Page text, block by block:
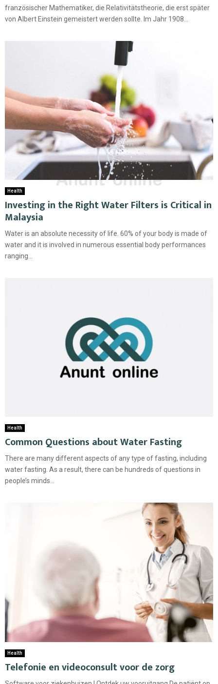
französischer Mathematiker, die Relativitätstheorie, die erst später
von Albert Einstein gemeistert werden sollte. Im Jahr 1908...
Health
Investing in the Right Water Filters is Critical in
Malaysia
Water is an absolute necessity of life. 60% of your body is made of
water and it is involved in numerous essential body performances
ranging...
Health
Common Questions about Water Fasting
There are many different aspects of any type of fasting, including
water fasting. As a result, there can be hundreds of questions in
people’s minds...
Health
Telefonie en videoconsult voor de zorg